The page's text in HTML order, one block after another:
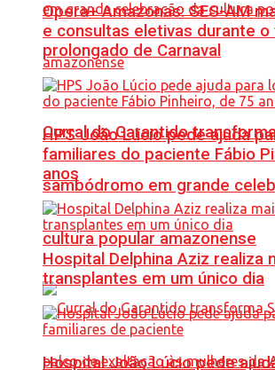
Curral do Garantido
sambódromo em grande
cultura popular amazonense
Opera+ Amazonas: SES-AM
e consultas eletivas durante
prolongado de Carnaval
HPS João Lúcio pede ajuda
familiares do paciente Fábio
anos
Hospital Delphina Aziz realiza
transplantes em um único dia
Hospital João Lúcio pede